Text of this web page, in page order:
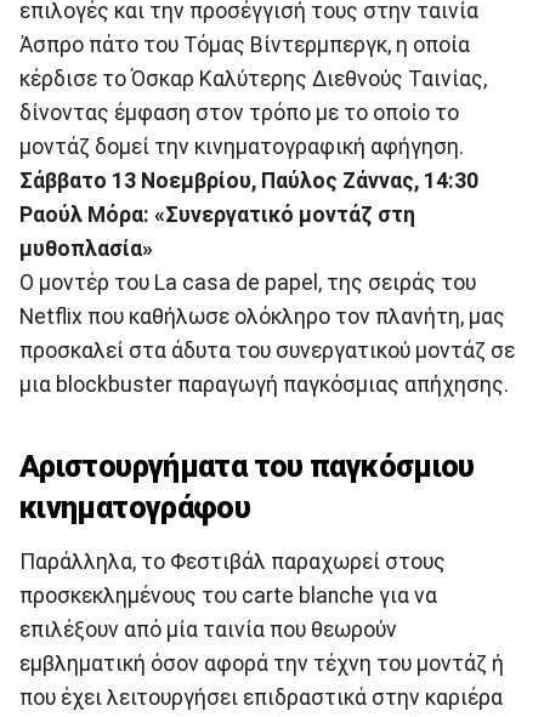
επιλογές και την προσέγγισή τους στην ταινία
Άσπρο πάτο του Τόμας Βίντερμπεργκ, η οποία
κέρδισε το Όσκαρ Καλύτερης Διεθνούς Ταινίας,
δίνοντας έμφαση στον τρόπο με το οποίο το
μοντάζ δομεί την κινηματογραφική αφήγηση.
Σάββατο 13 Νοεμβρίου, Παύλος Ζάννας, 14:30
Ραούλ Μόρα: «Συνεργατικό μοντάζ στη
μυθοπλασία»
Ο μοντέρ του La casa de papel, της σειράς τoυ
Netflix που καθήλωσε ολόκληρο τον πλανήτη, μας
προσκαλεί στα άδυτα του συνεργατικού μοντάζ σε
μια blockbuster παραγωγή παγκόσμιας απήχησης.
Αριστουργήματα του παγκόσμιου
κινηματογράφου
Παράλληλα, το Φεστιβάλ παραχωρεί στους
προσκεκλημένους του carte blanche για να
επιλέξουν από μία ταινία που θεωρούν
εμβληματική όσον αφορά την τέχνη του μοντάζ ή
που έχει λειτουργήσει επιδραστικά στην καριέρα